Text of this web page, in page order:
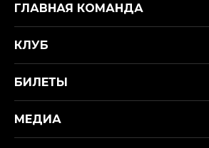
ГЛАВНАЯ КОМАНДА
КЛУБ
БИЛЕТЫ
МЕДИА